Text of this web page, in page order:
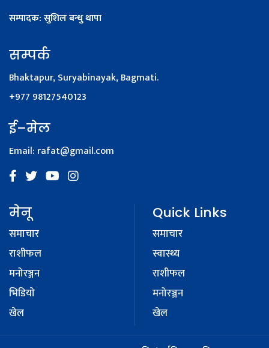
सम्पादक: सुशिल बन्धु थापा
सम्पर्क
Bhaktapur, Suryabinayak, Bagmati.
+977 98127540123
ई–मेल
Email: rafat@gmail.com
मेनू
समाचार
राशीफल
मनोरञ्जन
भिडियाे
खेल
Quick Links
समाचार
स्वास्थ्य
राशीफल
मनोरञ्जन
खेल